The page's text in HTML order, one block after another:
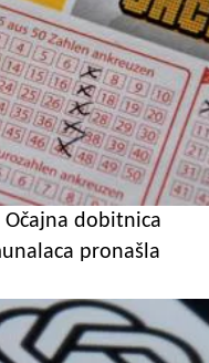
dobitnica
pronašla